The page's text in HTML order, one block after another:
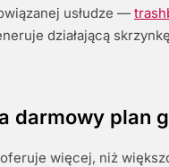
usłudze —
działającą
darmowy plan
więcej, niż